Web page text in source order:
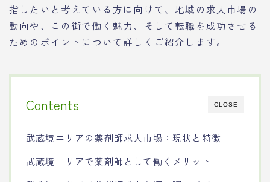
指したいと考えている方に向けて、地域の求人市場の
動向や、この街で働く魅力、そして転職を成功させる
ためのポイントについて詳しくご紹介します。
CLOSE
Contents
武蔵境エリアの薬剤師求人市場：現状と特徴
武蔵境エリアで薬剤師として働くメリット